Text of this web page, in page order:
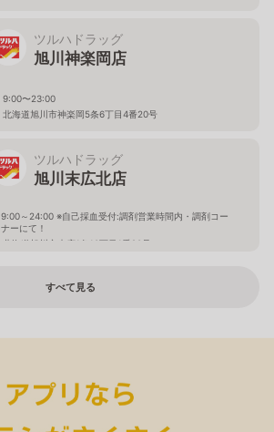
ツルハドラッグ
旭川神楽岡店
9:00〜23:00
北海道旭川市神楽岡5条6丁目4番20号
ツルハドラッグ
旭川末広北店
9:00～24:00 ※自己採血受付:調剤営業時間内・調剤コー
ナーにて！
北海道旭川市末広1条10丁目1番20号
すべて見る